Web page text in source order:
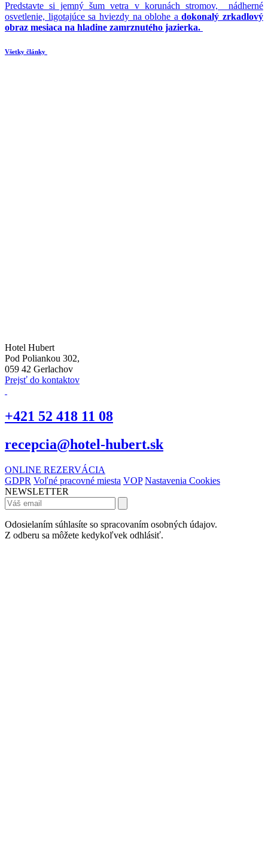
Predstavte si jemný šum vetra v korunách stromov, nádherné
osvetlenie, ligotajúce sa hviezdy na oblohe adokonalý zrkadlový
obraz mesiaca na hladine zamrznutého jazierka.
Všetky články
Hotel Hubert
Pod Poliankou 302,
059 42 Gerlachov
Prejsť do kontaktov
+421 52 418 11 08
recepcia@hotel-hubert.sk
ONLINE REZERVÁCIA
GDPR Voľné pracovné miesta VOP Nastavenia Cookies
NEWSLETTER
Odosielaním súhlasíte so spracovaním osobných údajov.
Z odberu sa môžete kedykoľvek odhlásiť.